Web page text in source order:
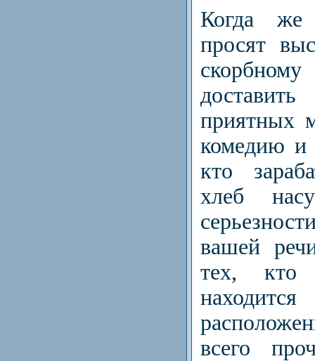
Когда же
просят
приятных
комедию и
кто
хлеб
вашей
тех,
всего